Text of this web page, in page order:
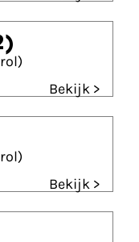
Bekijk >
Bekijk >